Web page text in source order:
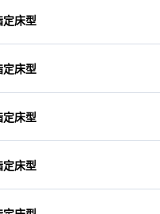
床型
床型
床型
床型